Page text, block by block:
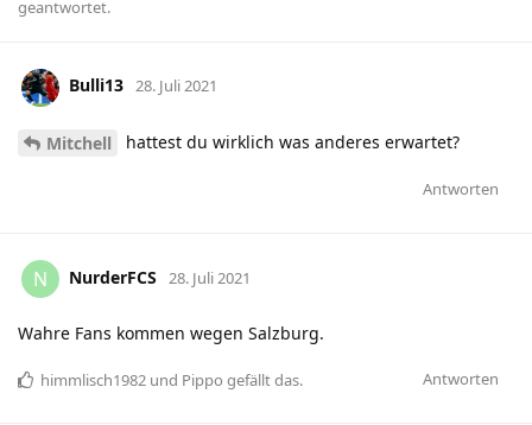
geantwortet.
Bulli13 28. Juli 2021
Mitchell hattest du wirklich was anderes erwartet?
Antworten
N NurderFCS 28. Juli 2021
Wahre Fans kommen wegen Salzburg.
Antworten
himmlisch1982 und Pippo gefällt das.